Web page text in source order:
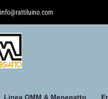
info@rattiluino.com
Linea OMM & Menegatto